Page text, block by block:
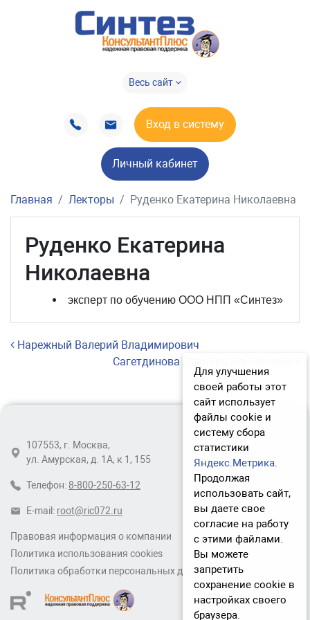
Весь сайт
Вход в систему
Личный кабинет
Главная Лекторы Руденко Екатерина Николаевна
Руденко Екатерина
Николаевна
эксперт по обучению ООО НПП «Синтез»
Навигация по записям
Нарежный Валерий Владимирович
Сагетдинова Эльвира Альбековна
Правовая информация о компании
Политика использования cookies
Политика обработки персональных данных
107553, г. Москва,
ул. Амурская, д. 1А, к 1, 155
Телефон: 8-800-250-63-12
E-mail: root@ric072.ru
Для улучшения
своей работы этот
сайт использует
файлы cookie и
систему сбора
статистики
Яндекс.Метрика.
Продолжая
использовать сайт,
вы даете свое
согласие на работу
с этими файлами.
Вы можете
запретить
сохранение cookie в
настройках своего
браузера.